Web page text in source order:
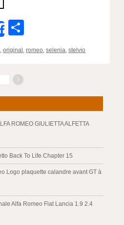
Share
,original ,romeo,selenia,stelvio
ROMEO GIULIETTA ALFETTA
Back To Life Chapter 15
Logo plaquette calandre avant GT à
Alfa Romeo Fiat Lancia 1.9 2.4